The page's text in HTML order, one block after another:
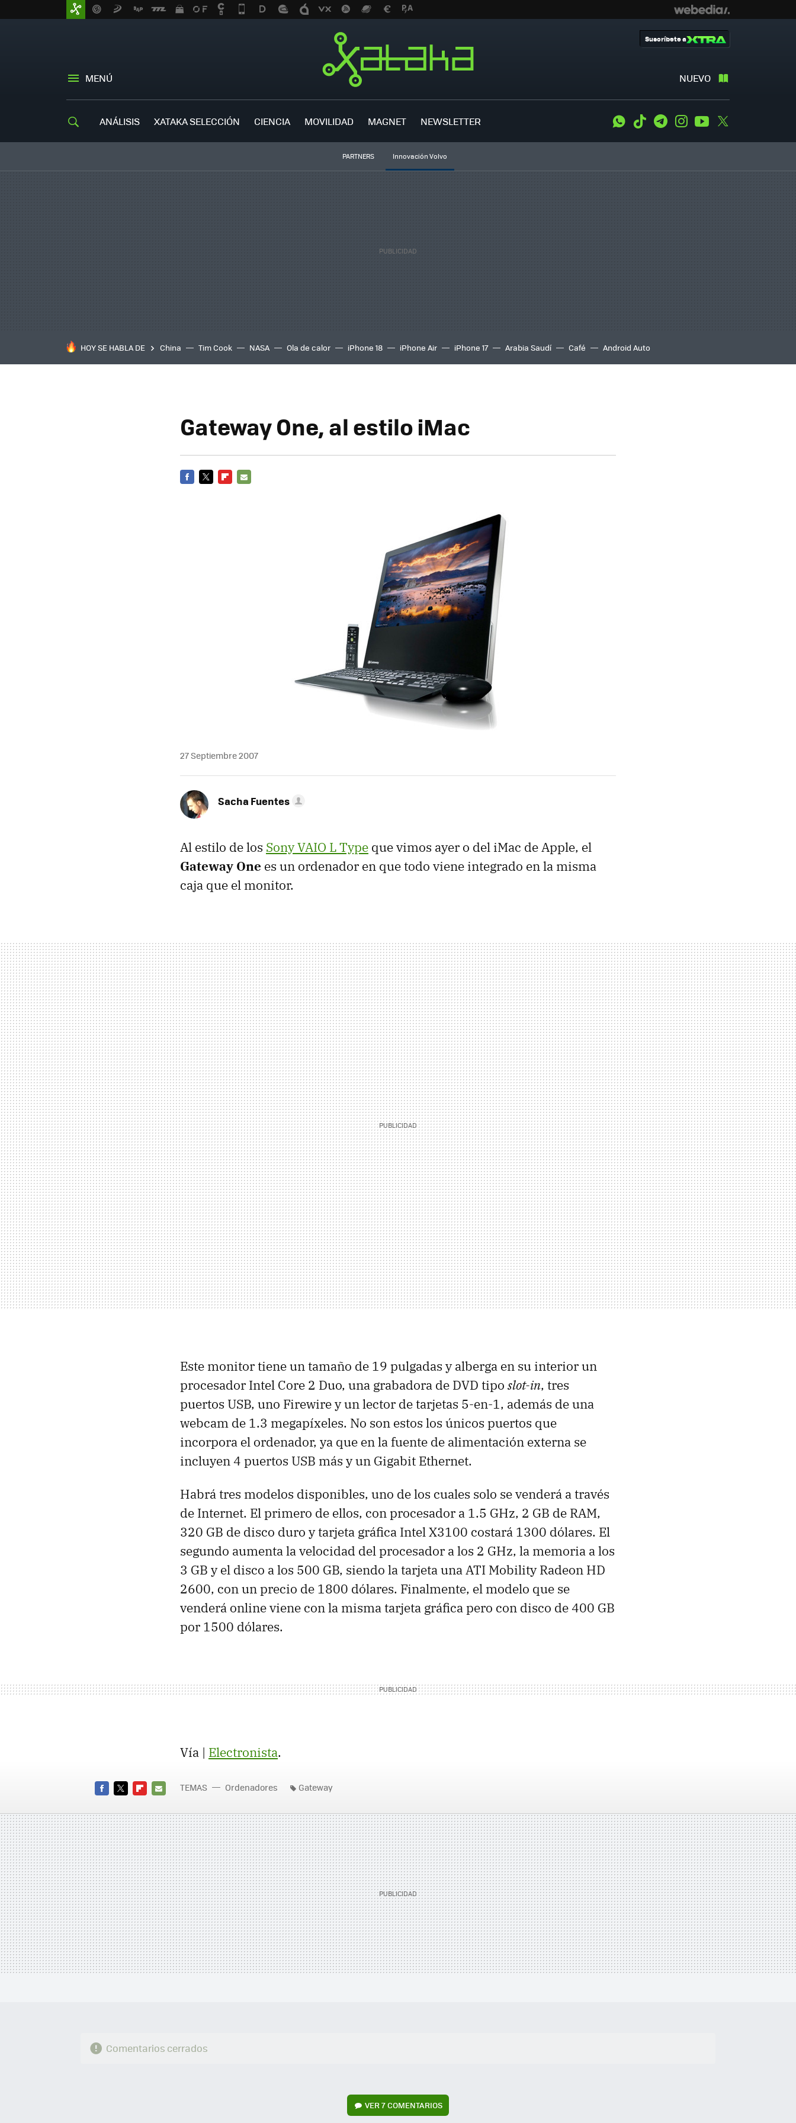
MENÚ NUEVO
Suscríbete a
ANÁLISIS XATAKA SELECCIÓN CIENCIA MOVILIDAD MAGNET NEWSLETTER WhatsApp
Tiktok TelegramInstagramYoutube
PARTNERS Innovación Volvo
HOY SE HABLA DE China Tim Cook NASA Ola de calor iPhone 18 iPhone Air iPhone 17 Arabia Saudí Café Android Auto
Gateway One, al estilo iMac
27 Septiembre 2007
Sacha Fuentes
Al estilo de los Sony VAIO L Type que vimos ayer o del iMac de Apple, el
Gateway One es un ordenador en que todo viene integrado en la misma
caja que el monitor.
Este monitor tiene un tamaño de 19 pulgadas y alberga en su interior un
procesador Intel Core 2 Duo, una grabadora de DVD tipo slot-in, tres
puertos USB, uno Firewire y un lector de tarjetas 5-en-1, además de una
webcam de 1.3 megapíxeles. No son estos los únicos puertos que
incorpora el ordenador, ya que en la fuente de alimentación externa se
incluyen 4 puertos USB más y un Gigabit Ethernet.
Habrá tres modelos disponibles, uno de los cuales solo se venderá a través
de Internet. El primero de ellos, con procesador a 1.5 GHz, 2 GB de RAM,
320 GB de disco duro y tarjeta gráfica Intel X3100 costará 1300 dólares. El
segundo aumenta la velocidad del procesador a los 2 GHz, la memoria a los
3 GB y el disco a los 500 GB, siendo la tarjeta una ATI Mobility Radeon HD
2600, con un precio de 1800 dólares. Finalmente, el modelo que se
venderá online viene con la misma tarjeta gráfica pero con disco de 400 GB
por 1500 dólares.
Vía | Electronista.
MAIL
TEMAS Ordenadores Gateway
Comentarios cerrados
VER7 COMENTARIOS